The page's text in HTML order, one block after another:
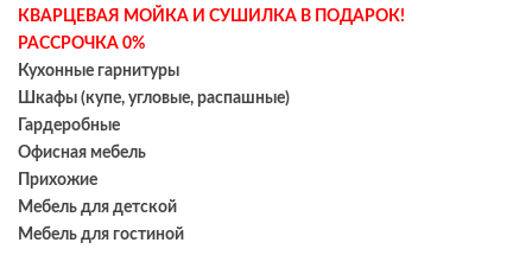
КВАРЦЕВАЯ МОЙКА И СУШИЛКА В ПОДАРОК!
РАССРОЧКА 0%
Кухонные гарнитуры
Шкафы (купе, угловые, распашные)
Гардеробные
Офисная мебель
Прихожие
Мебель для детской
Мебель для гостиной